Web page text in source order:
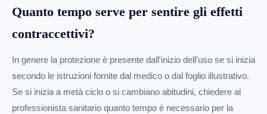
Quanto tempo serve per sentire gli effetti
contraccettivi?
In genere la protezione è presente dall'inizio dell'uso se si inizia
secondo le istruzioni fornite dal medico o dal foglio illustrativo.
Se si inizia a metà ciclo o si cambiano abitudini, chiedere al
professionista sanitario quanto tempo è necessario per la